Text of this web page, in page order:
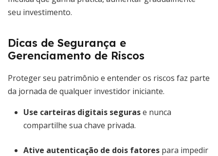
seu investimento.
Dicas de Segurança e
Gerenciamento de Riscos
Proteger seu patrimônio e entender os riscos faz parte
da jornada de qualquer investidor iniciante.
Use carteiras digitais segurase nunca
compartilhe sua chave privada.
Ative autenticação de dois fatores para impedir